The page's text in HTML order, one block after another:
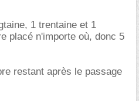
1 trentaine et 1
placé n'importe où, donc 5
restant après le passage